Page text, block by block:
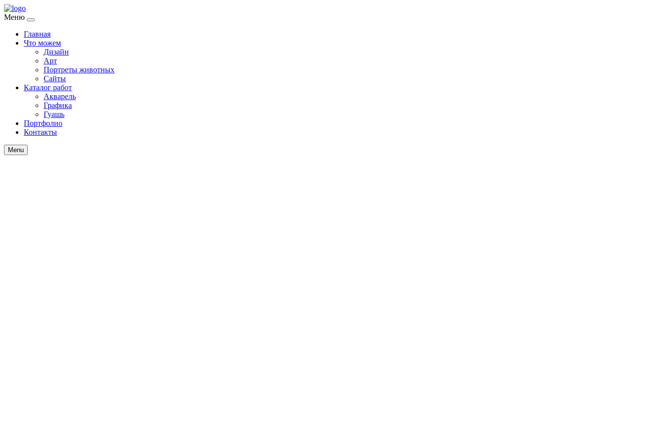
Меню
Главная
Что можем
Дизайн
Арт
Портреты животных
Сайты
Каталог работ
Акварель
Графика
Гуашь
Портфолио
Контакты
Menu